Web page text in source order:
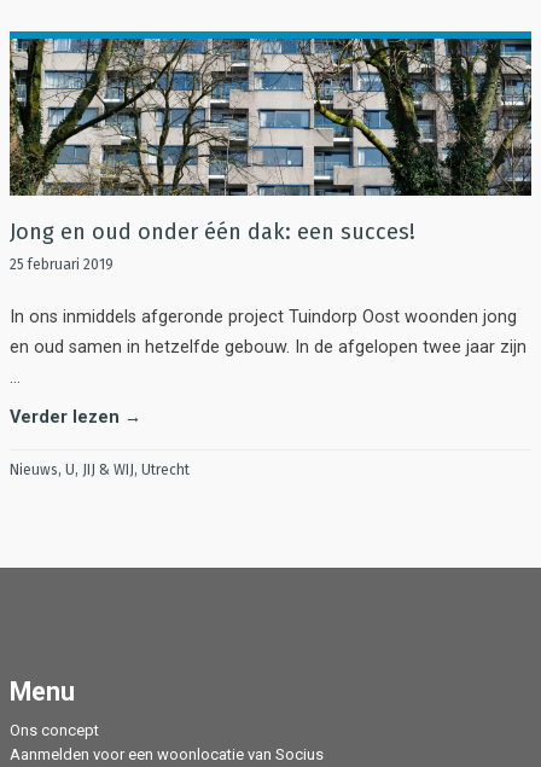
Jong en oud onder één dak: een succes!
25 februari 2019
In ons inmiddels afgeronde project Tuindorp Oost woonden jong
en oud samen in hetzelfde gebouw. In de afgelopen twee jaar zijn
…
Verder lezen →
Nieuws, U, JIJ & WIJ, Utrecht
Menu
Ons concept
Aanmelden voor een woonlocatie van Socius